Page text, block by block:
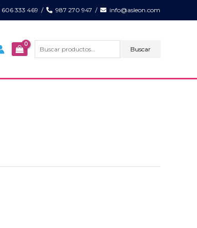
606 333 469 / 987 270 947 / info@asleon.com
por:
Buscar